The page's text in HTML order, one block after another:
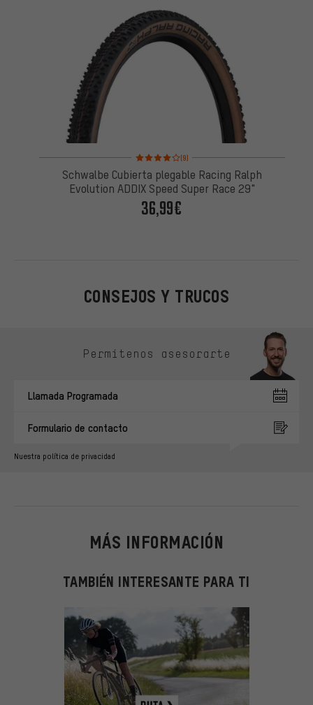
Valoración media: 4 de 5 basada en 9 reseñas
(9)
Schwalbe Cubierta plegable Racing Ralph
Evolution ADDIX Speed Super Race 29"
36,99€
CONSEJOS Y TRUCOS
Permítenos asesorarte
Llamada Programada
Formulario de contacto
Nuestra política de privacidad
MÁS INFORMACIÓN
TAMBIÉN INTERESANTE PARA TI